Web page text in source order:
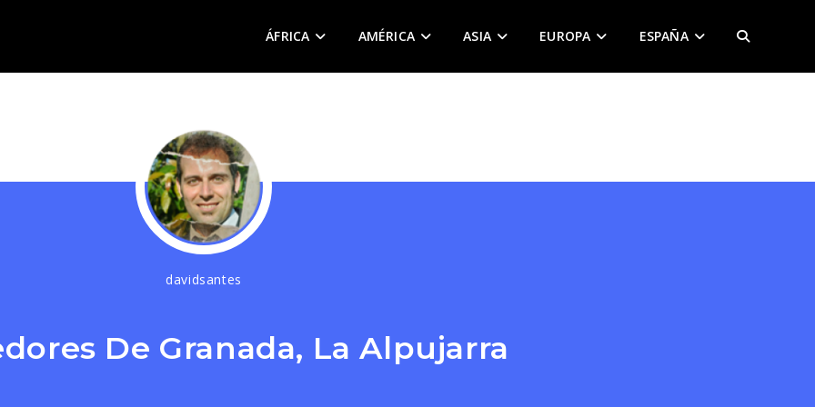
ÁFRICA AMÉRICA ASIA EUROPA ESPAÑA ALTERNAR
DE
davidsantes
De Granada, La Alpujarra